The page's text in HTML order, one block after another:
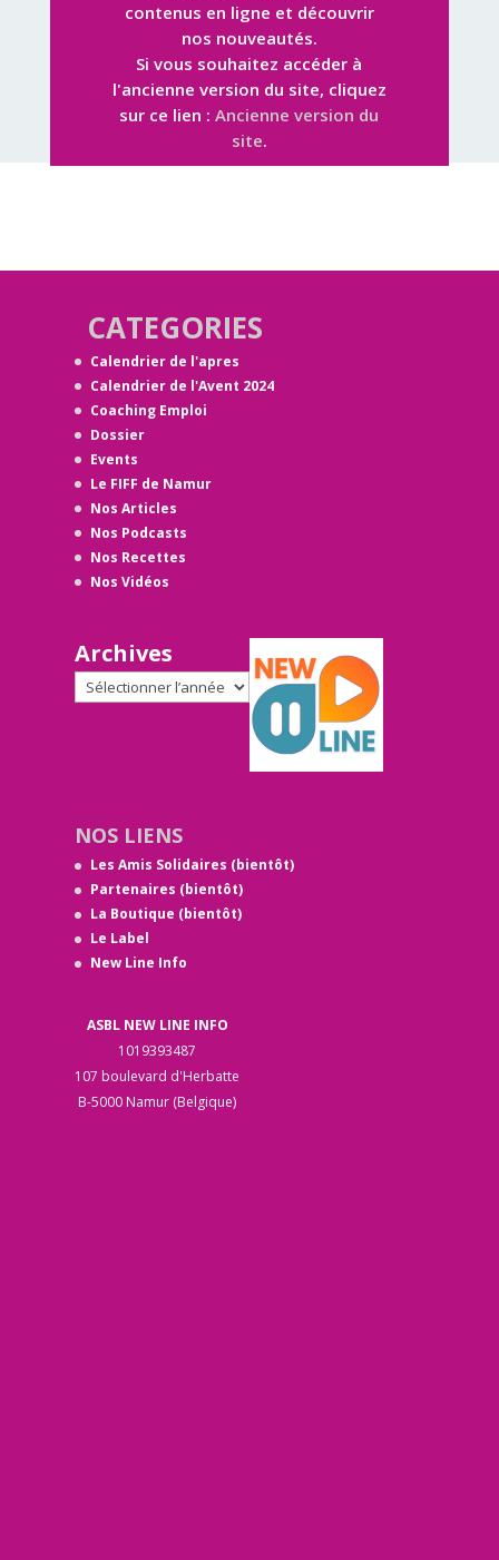
contenus en ligne et découvrir
nos nouveautés.
Si vous souhaitez accéder à
l'ancienne version du site, cliquez
sur ce lien :Ancienne version du
site.
CATEGORIES
Calendrier de l'apres
Calendrier de l'Avent 2024
Coaching Emploi
Dossier
Events
Le FIFF de Namur
Nos Articles
Nos Podcasts
Nos Recettes
Nos Vidéos
Archives
NOS LIENS
Les Amis Solidaires (bientôt)
Partenaires (bientôt)
La Boutique (bientôt)
Le Label
New Line Info
ASBL NEW LINE INFO
1019393487
107 boulevard d'Herbatte
B-5000 Namur (Belgique)